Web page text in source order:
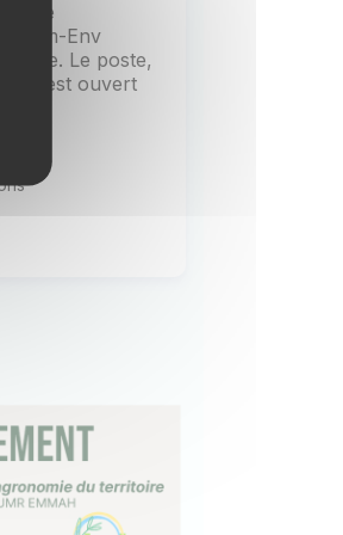
Env
Le poste,
est ouvert